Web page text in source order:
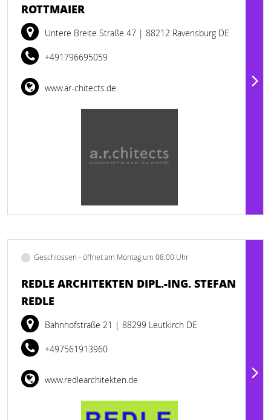
ROTTMAIER
Untere Breite Straße 47 | 88212 Ravensburg DE
+491796695059
www.ar-chitects.de
Geschlossen - öffnet am Montag um 08:00 Uhr
REDLE ARCHITEKTEN DIPL.-ING. STEFAN
REDLE
Bahnhofstraße 21 | 88299 Leutkirch DE
+497561913960
www.redlearchitekten.de